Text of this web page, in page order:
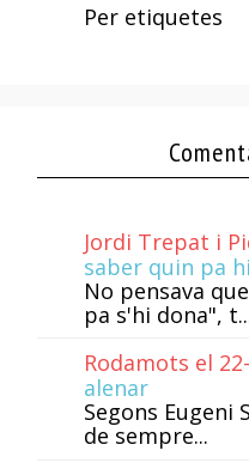
Per etiquetes
Jordi Trepat i
saber quin pa
No pensava
pa s'hi dona",
Rodamots el
alenar
Segons Eugeni
de sempre...